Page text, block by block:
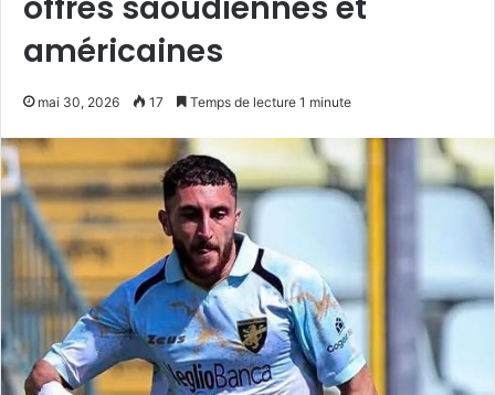
américaines
mai 30, 2026 17 Temps de lecture 1 minute